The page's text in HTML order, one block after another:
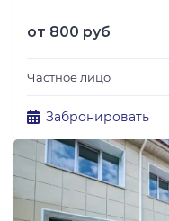
от 800 руб
Частное лицо
Забронировать